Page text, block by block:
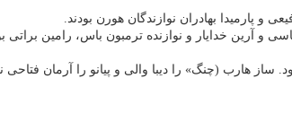
پارمیدا بهادران نوازندگان هورن بودند.
و آرین خدایار و نوازنده ترمبون باس، رامین براتی
هارب (چنگ» را دیبا والی و پیانو را آرمان فتاحی